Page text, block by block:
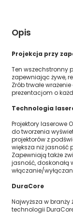
Opis
Projekcja przy
Ten wszechstronny
zapewniając żywe,
Zrób trwałe
prezentacjom o
Technologia
Projektory laserowe
do tworzenia
projektorów z
większa niż jasność
Zapewniają także
jasność,
włączanie/
DuraCore
Najwyższa w
technologii